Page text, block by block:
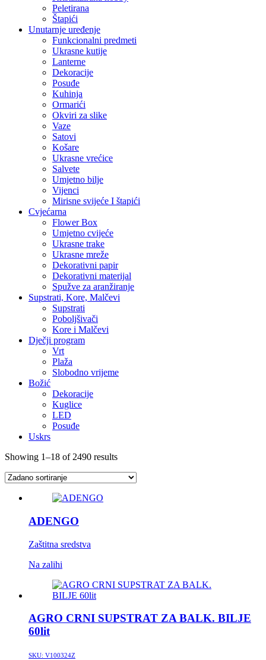
Peletirana
Štapići
Unutarnje uređenje
Funkcionalni predmeti
Ukrasne kutije
Lanterne
Dekoracije
Posuđe
Kuhinja
Ormarići
Okviri za slike
Vaze
Satovi
Košare
Ukrasne vrećice
Salvete
Umjetno bilje
Vijenci
Mirisne svijeće I štapići
Cvjećarna
Flower Box
Umjetno cvijeće
Ukrasne trake
Ukrasne mreže
Dekorativni papir
Dekorativni materijal
Spužve za aranžiranje
Supstrati, Kore, Malčevi
Supstrati
Poboljšivači
Kore i Malčevi
Dječji program
Vrt
Plaža
Slobodno vrijeme
Božić
Dekoracije
Kuglice
LED
Posuđe
Uskrs
Showing 1–18 of 2490 results
ADENGO
Zaštitna sredstva
Na zalihi
AGRO CRNI SUPSTRAT ZA BALK. BILJE
60lit
SKU: V100324Z